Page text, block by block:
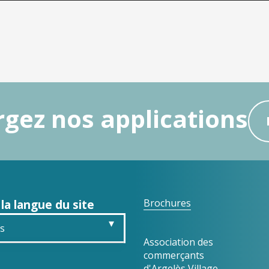
nos applications
langue du site Brochures
Association des
commerçants